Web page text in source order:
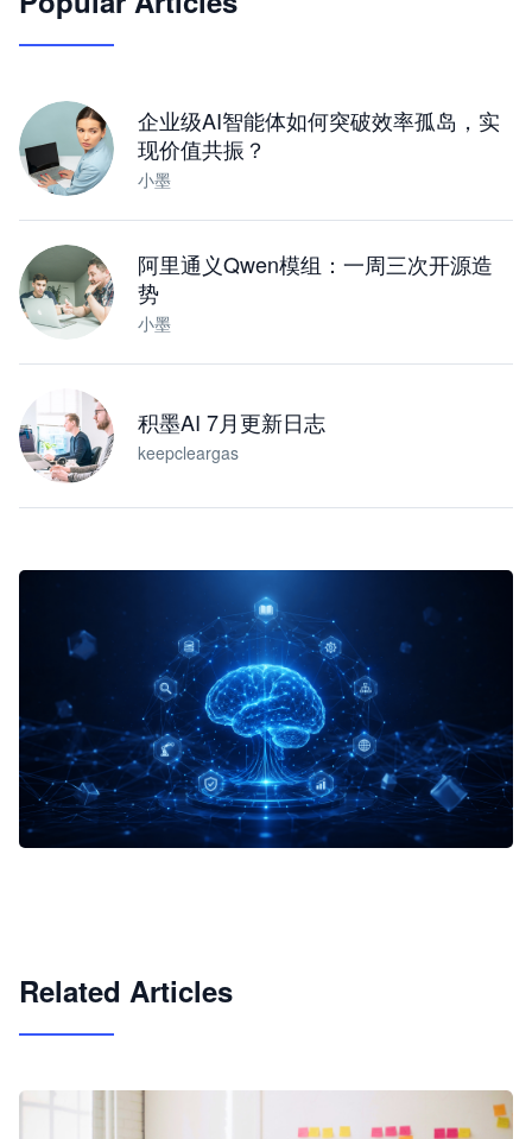
企业级AI智能体如何突破效率孤岛，实
现价值共振？
小墨
阿里通义Qwen模组：一周三次开源造
势
小墨
积墨AI 7月更新日志
keepcleargas
Related Articles